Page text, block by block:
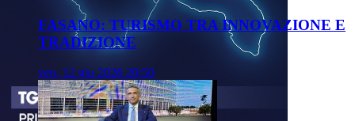
FASANO: TURISMO TRA INNOVAZIONE E
TRADIZIONE
ven, 12 giu 2026 20:50